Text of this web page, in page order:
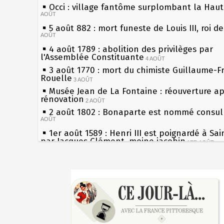
Occi : village fantôme surplombant la
AOÛT
5 août 882 : mort funeste de Louis III, roi
AOÛT
4 août 1789 : abolition des privilèges par
l'Assemblée Constituante 4 AOÛT
3 août 1770 : mort du chimiste Guillaume-
Rouelle 3 AOÛT
Musée Jean de La Fontaine : réouverture
rénovation 2 AOÛT
2 août 1802 : Bonaparte est nommé
AOÛT
1er août 1589 : Henri III est poignardé à
par Jacques Clément, moine jacobin 1ER AOÛT
Chocolat Poulain 30 JUILLET
29 juillet 1881 : loi sur la liberté de la
28 juillet 1794 : supplice de Robespierre
partie de ses complices 28 JUILLET
les siècles
27 mai 1610 : supplice de François
du roi Henri IV
Pierre qui roule n'amasse pas mousse
Qui aime bien châtie bien